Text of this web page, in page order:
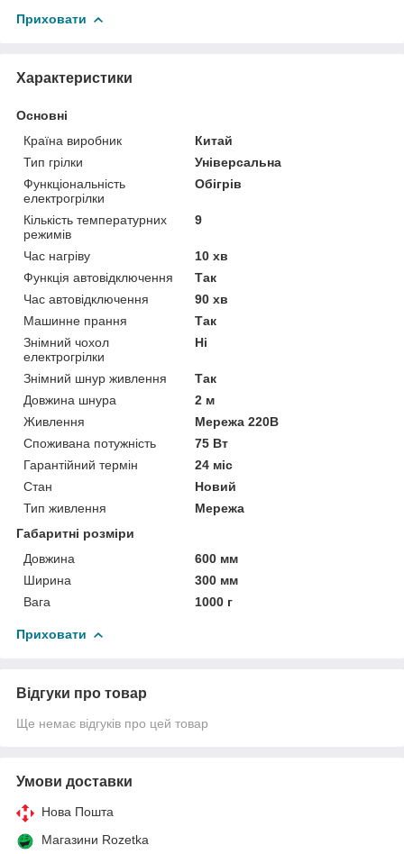
Приховати
Характеристики
Основні
Країна виробник
Китай
Тип грілки
Універсальна
Функціональність
електрогрілки
Обігрів
Кількість температурних
режимів
9
Час нагріву
10 хв
Функція автовідключення
Так
Час автовідключення
90 хв
Машинне прання
Так
Знімний чохол
електрогрілки
Ні
Знімний шнур живлення
Так
Довжина шнура
2 м
Живлення
Мережа 220В
Споживана потужність
75 Вт
Гарантійний термін
24 міс
Стан
Новий
Тип живлення
Мережа
Габаритні розміри
Довжина
600 мм
Ширина
300 мм
Вага
1000 г
Приховати
Відгуки про товар
Ще немає відгуків про цей товар
Умови доставки
Нова Пошта
Магазини Rozetka